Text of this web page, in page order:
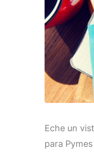
Eche un
para